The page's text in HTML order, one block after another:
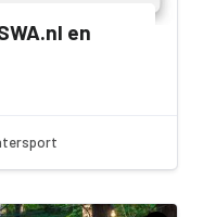
en